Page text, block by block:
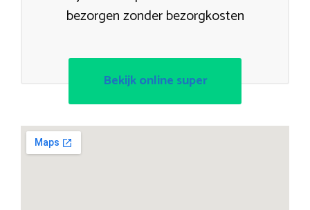
bezorgen zonder bezorgkosten
Bekijk online super